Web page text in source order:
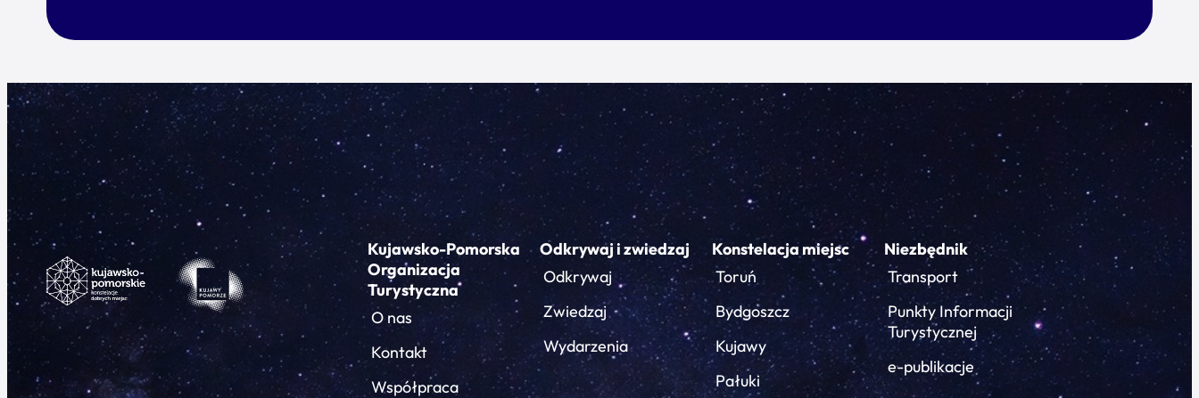
Kujawsko-Pomorska
Organizacja
Turystyczna
O nas
Kontakt
Współpraca
Odkrywaj i zwiedzaj
Odkrywaj
Zwiedzaj
Wydarzenia
Konstelacja miejsc
Toruń
Bydgoszcz
Kujawy
Pałuki
Niezbędnik
Transport
Punkty Informacji
Turystycznej
e-publikacje